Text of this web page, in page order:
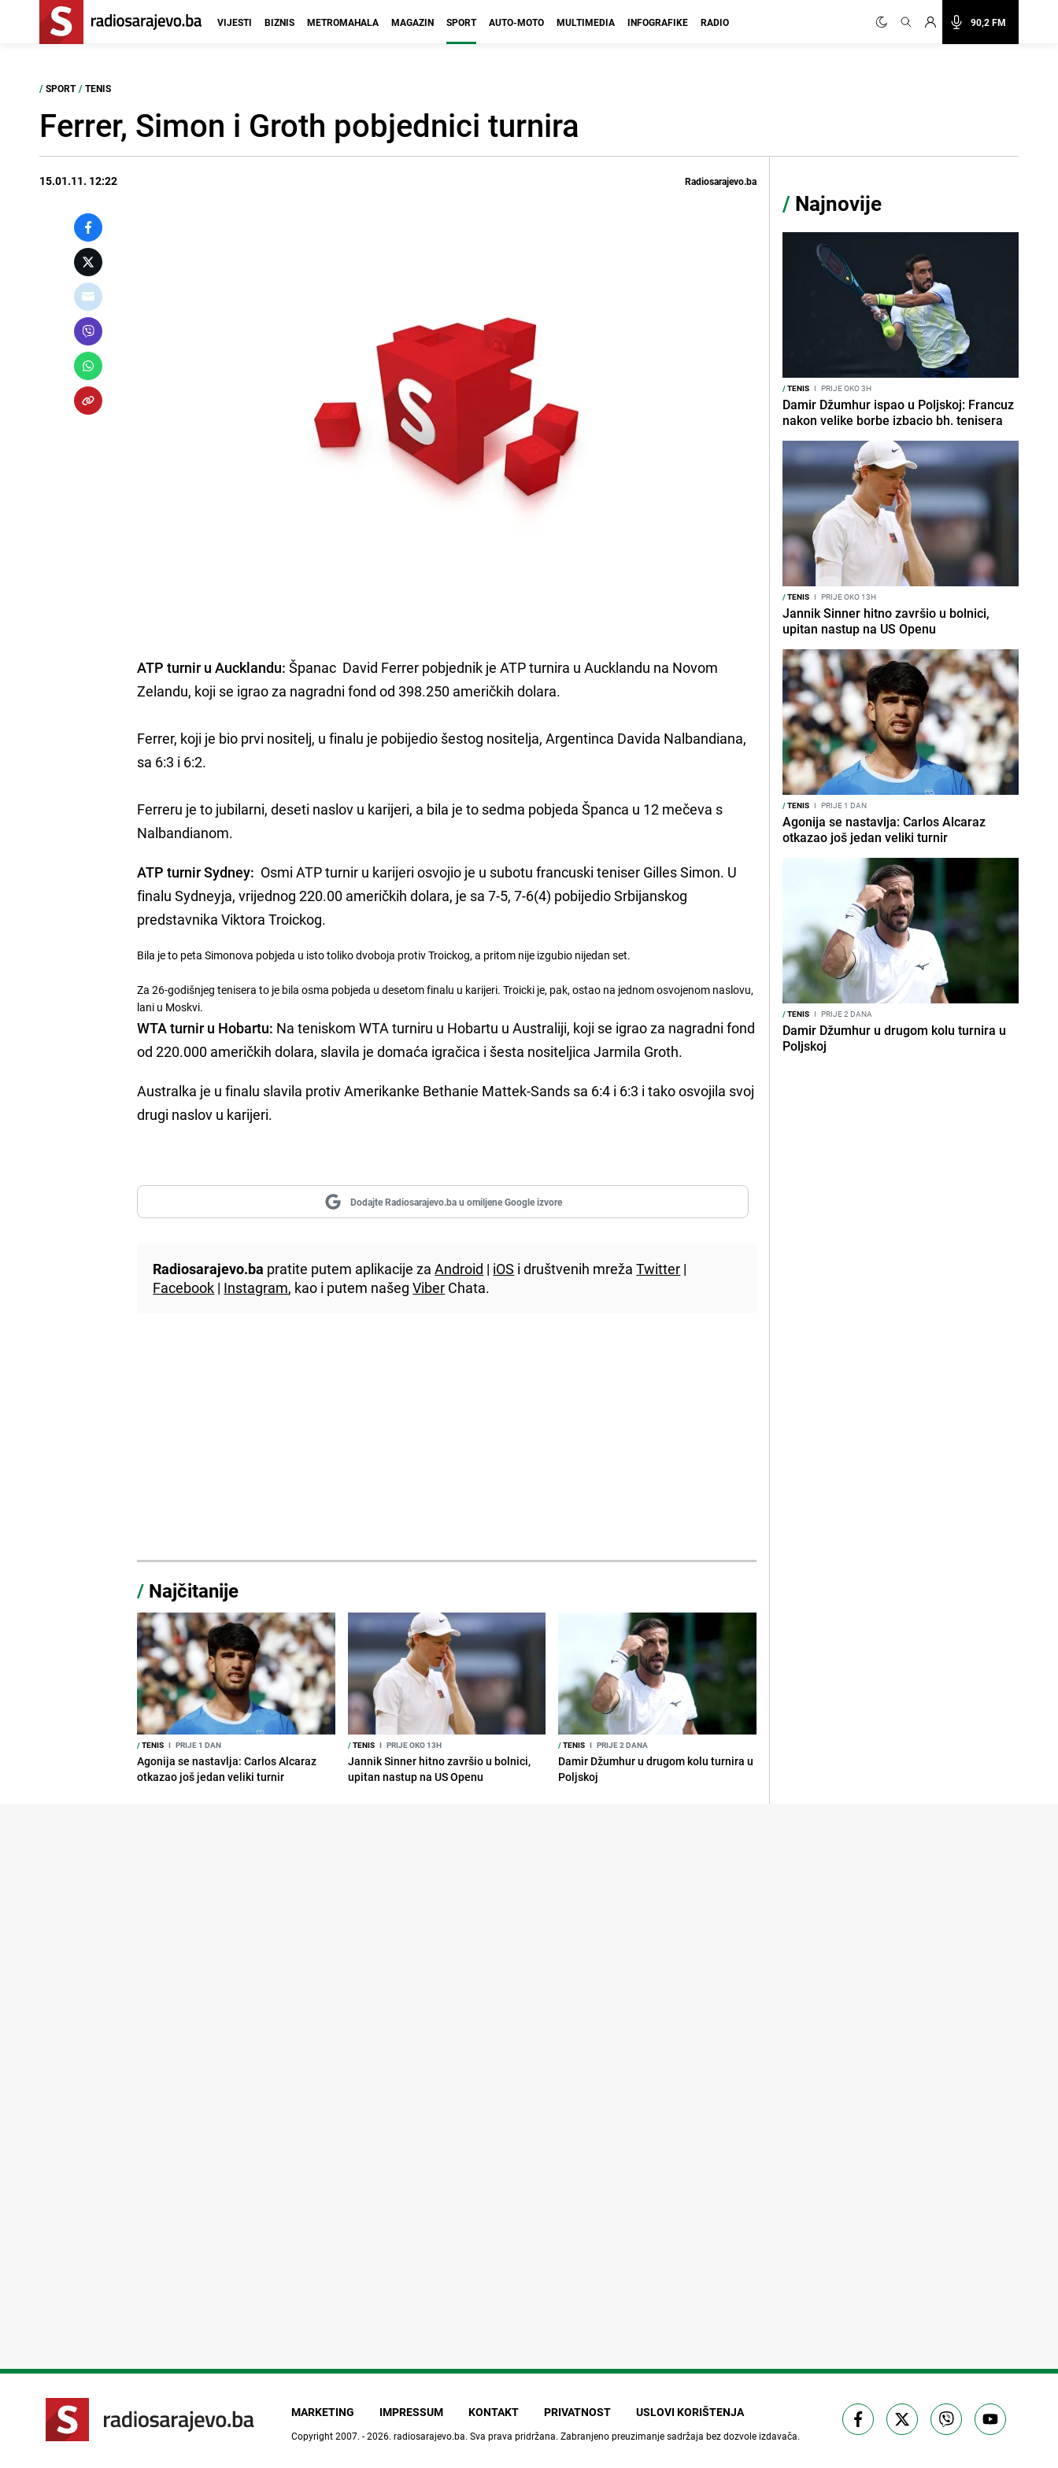
90,2 FM
VIJESTI BIZNIS METROMAHALA MAGAZIN SPORT AUTO-MOTO MULTIMEDIA INFOGRAFIKE RADIO
/ SPORT / TENIS
Ferrer, Simon i Groth pobjednici turnira
15.01.11. 12:22 Radiosarajevo.ba
ATP turnir u Aucklandu: Španac David Ferrer pobjednik je ATP turnira u Aucklandu na Novom
Zelandu, koji se igrao za nagradni fond od 398.250 američkih dolara.
Ferrer, koji je bio prvi nositelj, u finalu je pobijedio šestog nositelja, Argentinca Davida Nalbandiana,
sa 6:3 i 6:2.
Ferreru je to jubilarni, deseti naslov u karijeri, a bila je to sedma pobjeda Španca u 12 mečeva s
Nalbandianom.
ATP turnir Sydney: Osmi ATP turnir u karijeri osvojio je u subotu francuski teniser Gilles Simon. U
finalu Sydneyja, vrijednog 220.00 američkih dolara, je sa 7-5, 7-6(4) pobijedio Srbijanskog
predstavnika Viktora Troickog.
Bila je to peta Simonova pobjeda u isto toliko dvoboja protiv Troickog, a pritom nije izgubio nijedan set.
Za 26-godišnjeg tenisera to je bila osma pobjeda u desetom finalu u karijeri. Troicki je, pak, ostao na jednom osvojenom naslovu,
lani u Moskvi.
WTA turnir u Hobartu: Na teniskom WTA turniru u Hobartu u Australiji, koji se igrao za nagradni fond
od 220.000 američkih dolara, slavila je domaća igračica i šesta nositeljica Jarmila Groth.
Australka je u finalu slavila protiv Amerikanke Bethanie Mattek-Sands sa 6:4 i 6:3 i tako osvojila svoj
drugi naslov u karijeri.
Dodajte Radiosarajevo.ba u omiljene Google izvore
Radiosarajevo.ba pratite putem aplikacije zaAndroid | iOS i društvenih mrežaTwitter |
Facebook | Instagram, kao i putem našegViber Chata.
/ Najčitanije
/TENIS I PRIJE 1 DAN
Agonija se nastavlja: Carlos Alcaraz
otkazao još jedan veliki turnir
/TENIS I PRIJE OKO 13H
Jannik Sinner hitno završio u bolnici,
upitan nastup na US Openu
/TENIS I PRIJE 2 DANA
Damir Džumhur u drugom kolu turnira u
Poljskoj
/ Najnovije
/TENIS I PRIJE OKO 3H
Damir Džumhur ispao u Poljskoj: Francuz
nakon velike borbe izbacio bh. tenisera
/TENIS I PRIJE OKO 13H
Jannik Sinner hitno završio u bolnici,
upitan nastup na US Openu
/TENIS I PRIJE 1 DAN
Agonija se nastavlja: Carlos Alcaraz
otkazao još jedan veliki turnir
/TENIS I PRIJE 2 DANA
Damir Džumhur u drugom kolu turnira u
Poljskoj
MARKETING IMPRESSUM KONTAKT PRIVATNOST USLOVI KORIŠTENJA
Copyright 2007. - 2026. radiosarajevo.ba. Sva prava pridržana. Zabranjeno preuzimanje sadržaja bez dozvole izdavača.